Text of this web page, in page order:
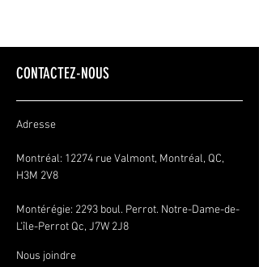
CONTACTEZ-NOUS
Adresse
Montréal: 12274 rue Valmont, Montréal, QC,
H3M 2V8
Montérégie: 2293 boul. Perrot. Notre-Dame-de-
L'île-Perrot Qc, J7W 2J8
Nous joindre